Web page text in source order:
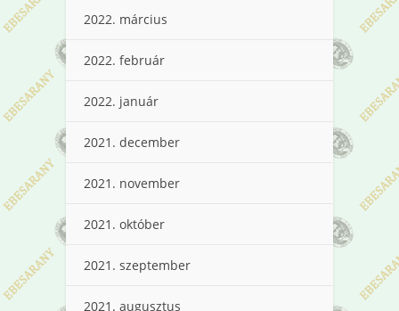
2022. március
2022. február
2022. január
2021. december
2021. november
2021. október
2021. szeptember
2021. augusztus